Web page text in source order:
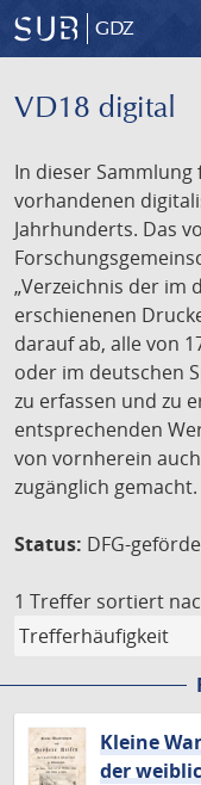
GDZ
VD18 digital
In dieser Sammlung
vorhandenen
Jahrhunderts. Das
„Verzeichnis der im
erschienenen
darauf ab, alle von
oder im deutschen
zu erfassen und zu
entsprechenden
von vornherein
zugänglich gemacht.
Status: DFG-
1 Treffer sortiert
Kleine
der